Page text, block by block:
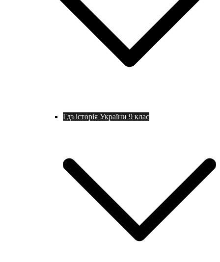
Гдз історія України 9 клас